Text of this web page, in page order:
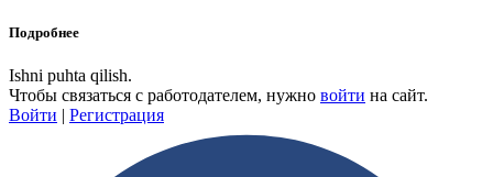
Подробнее
Ishni puhta qilish.
Чтобы связаться с работодателем, нужно войти на сайт.
Войти | Регистрация